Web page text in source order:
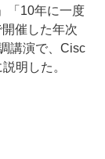
「10年に一度
催した年次
講演で、Cisc
明した。